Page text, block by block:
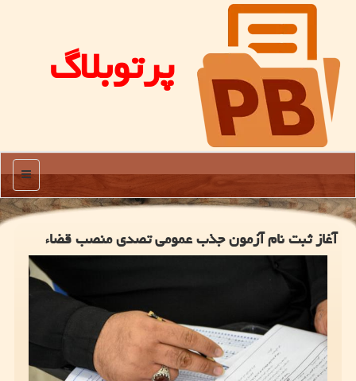
پرتوبلاگ
منو
آغاز ثبت نام آزمون جذب عمومی تصدی منصب قضاء